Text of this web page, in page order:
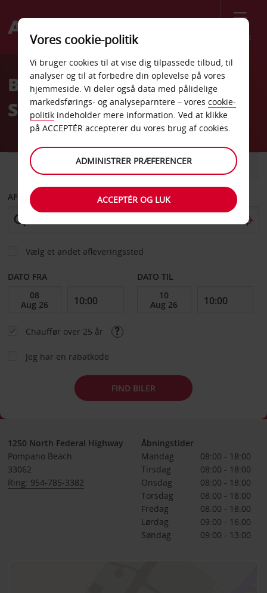
Menu
Welcome
AvisBilleje Pompano Beach
Sears In Pompano Square
VAREVOGN
AFHENT FRA
Vælg et andet afleveringssted
DATO FRA DATO TIL
Chauffør over 25 år
Jeg har en rabatkode
FIND BILER
1250 North Federal Highway
Pompano Beach
33062
Ring: 954-785-3382
Åbningstider
Mandag
08:00 - 18:00
Tirsdag
08:00 - 18:00
Onsdag
08:00 - 18:00
Torsdag
08:00 - 18:00
Fredag
08:00 - 18:00
Lørdag
09:00 - 16:00
Søndag
09:00 - 13:00
Vores cookie-politik
Vi bruger cookies til at vise dig tilpassede tilbud, til
analyser og til at forbedre din oplevelse på vores
hjemmeside. Vi deler også data med pålidelige
markedsførings- og analyseparntere – vores cookie-
politik indeholder mere information. Ved at klikke
på ACCEPTÉR accepterer du vores brug af cookies.
ADMINISTRER PRÆFERENCER
ACCEPTÉR OG LUK